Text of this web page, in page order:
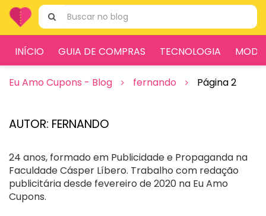
para
o
conteúdo
Pesquisar
por:
INÍCIO GUIA DE COMPRAS TECNOLOGIA MODA
Eu Amo Cupons - Blog fernando Página 2
AUTOR: FERNANDO
24 anos, formado em Publicidade e Propaganda na
Faculdade Cásper Líbero. Trabalho com redação
publicitária desde fevereiro de 2020 na Eu Amo
Cupons.